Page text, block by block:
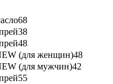
68
38
48
(для женщин)48
(для мужчин)42
55